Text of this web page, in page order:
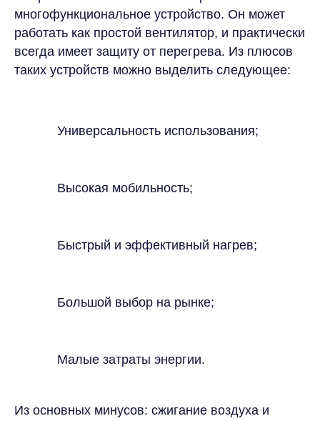
многофункциональное устройство. Он может
работать как простой вентилятор, и практически
всегда имеет защиту от перегрева. Из плюсов
таких устройств можно выделить следующее:
Универсальность использования;
Высокая мобильность;
Быстрый и эффективный нагрев;
Большой выбор на рынке;
Малые затраты энергии.
Из основных минусов: сжигание воздуха и